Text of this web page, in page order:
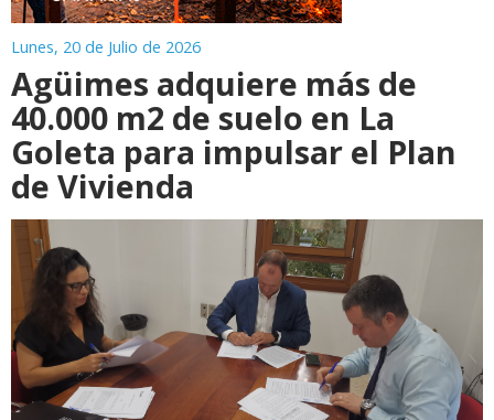
Lunes, 20 de Julio de 2026
Agüimes adquiere más de
40.000 m2 de suelo en La
Goleta para impulsar el Plan
de Vivienda